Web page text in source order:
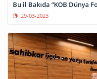
Bu il Bakıda “KOB Dünya
29-03-2023